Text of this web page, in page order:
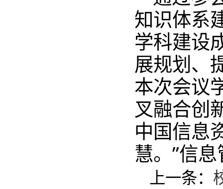
知识体系
学科建设
展规划、
本次会议
叉融合创
中国信息
慧。”信
上一条：